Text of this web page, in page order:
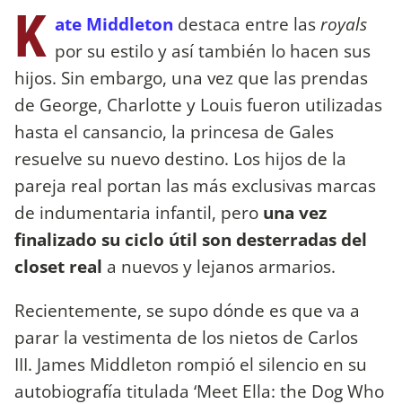
K ate Middleton destaca entre lasroyals
por su estilo y así también lo hacen sus
hijos. Sin embargo, una vez que las prendas
de George, Charlotte y Louis fueron utilizadas
hasta el cansancio, la princesa de Gales
resuelve su nuevo destino. Los hijos de la
pareja real portan las más exclusivas marcas
de indumentaria infantil, pero una vez
finalizado su ciclo útil son desterradas del
closet real a nuevos y lejanos armarios.
Recientemente, se supo dónde es que va a
parar la vestimenta de los nietos de Carlos
III. James Middleton rompió el silencio en su
autobiografía titulada ‘Meet Ella: the Dog Who